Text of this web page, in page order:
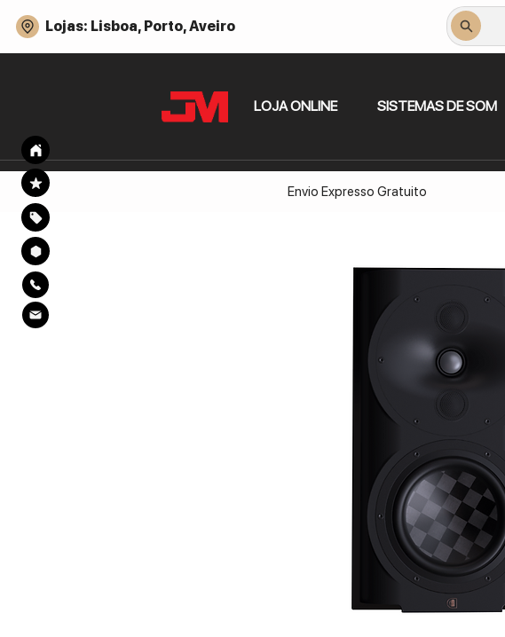
LOJA ONLINE SISTEMAS DE SOM
Lojas: Lisboa, Porto, Aveiro
Envio Expresso Gratuito